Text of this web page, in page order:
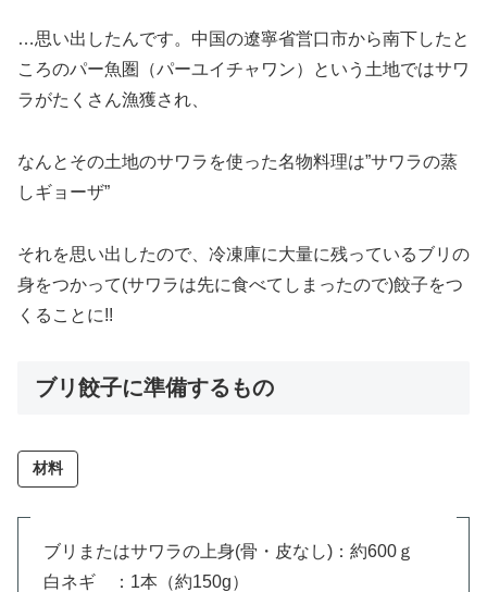
…思い出したんです。中国の遼寧省営口市から南下したと
ころのパー魚圏（パーユイチャワン）という土地ではサワ
ラがたくさん漁獲され、
なんとその土地のサワラを使った名物料理は”サワラの蒸
しギョーザ”
それを思い出したので、冷凍庫に大量に残っているブリの
身をつかって(サワラは先に食べてしまったので)餃子をつ
くることに!!
ブリ餃子に準備するもの
材料
ブリまたはサワラの上身(骨・皮なし)：約600ｇ
白ネギ ：1本（約150g）